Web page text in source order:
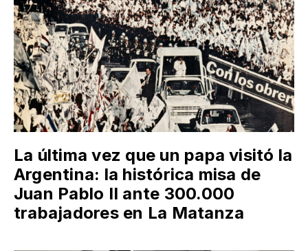
La última vez que un papa visitó la
Argentina: la histórica misa de
Juan Pablo II ante 300.000
trabajadores en La Matanza